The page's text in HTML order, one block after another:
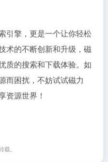
引擎，更是一个让你轻松
术的不断创新和升级，磁
质的搜索和下载体验。如
而困扰，不妨试试磁力
资源世界！
。